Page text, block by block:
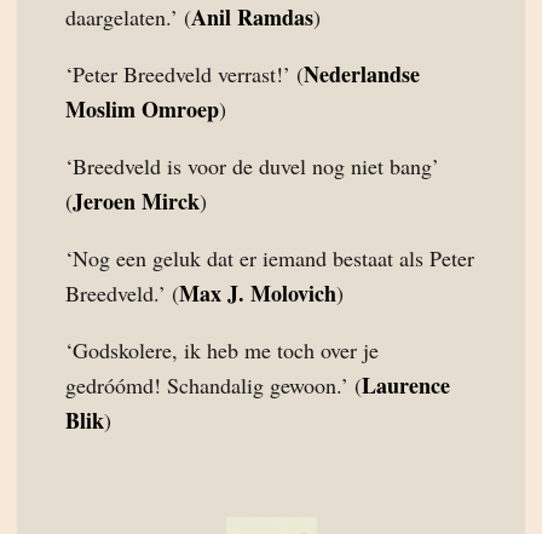
daargelaten.’ (Anil Ramdas)
‘Peter Breedveld verrast!’ (Nederlandse
Moslim Omroep)
‘Breedveld is voor de duvel nog niet bang’
(Jeroen Mirck)
‘Nog een geluk dat er iemand bestaat als Peter
Breedveld.’ (Max J. Molovich)
‘Godskolere, ik heb me toch over je
gedróómd! Schandalig gewoon.’ (Laurence
Blik)